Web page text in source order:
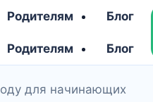
Родителям Блог
Родителям Блог
для начинающих